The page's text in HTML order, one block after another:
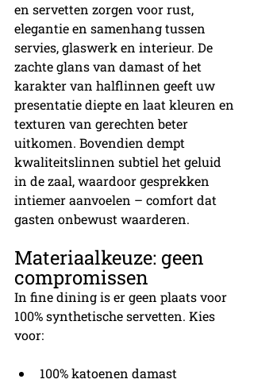
en servetten zorgen voor rust,
elegantie en samenhang tussen
servies, glaswerk en interieur. De
zachte glans van damast of het
karakter van halflinnen geeft uw
presentatie diepte en laat kleuren en
texturen van gerechten beter
uitkomen. Bovendien dempt
kwaliteitslinnen subtiel het geluid
in de zaal, waardoor gesprekken
intiemer aanvoelen – comfort dat
gasten onbewust waarderen.
Materiaalkeuze: geen
compromissen
In fine dining is er geen plaats voor
100% synthetische servetten. Kies
voor:
100% katoenen damast